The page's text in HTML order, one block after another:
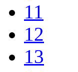
11
12
13